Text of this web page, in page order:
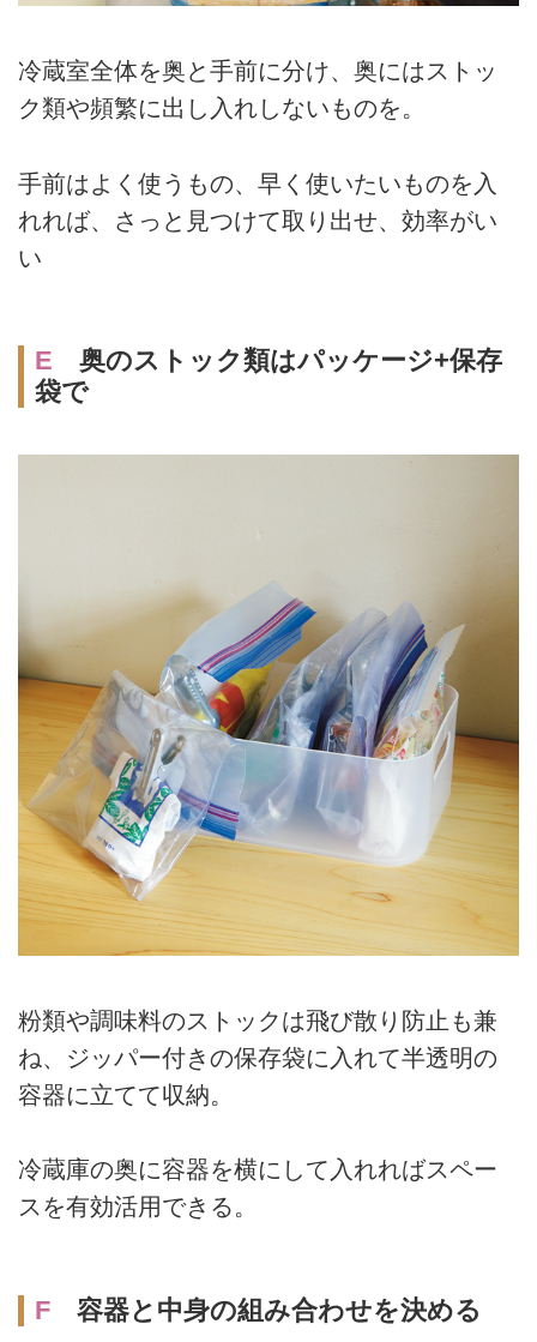
冷蔵室全体を奥と手前に分け、奥にはストッ
ク類や頻繁に出し入れしないものを。
手前はよく使うもの、早く使いたいものを入
れれば、さっと見つけて取り出せ、効率がい
い
E 奥のストック類はパッケージ+保存
袋で
粉類や調味料のストックは飛び散り防止も兼
ね、ジッパー付きの保存袋に入れて半透明の
容器に立てて収納。
冷蔵庫の奥に容器を横にして入れればスペー
スを有効活用できる。
F容器と中身の組み合わせを決める